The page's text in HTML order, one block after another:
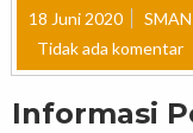
18 Juni 2020
Tidak ada komentar
Informasi